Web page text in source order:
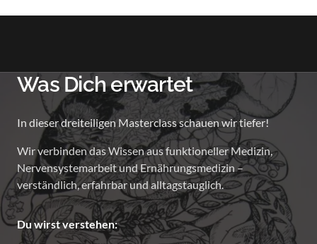
Was Dich erwartet
In dieser dreiteiligen Masterclass schauen wir tiefer!
Wir verbinden das Wissen aus funktioneller Medizin,
Nervensystemarbeit und Ernährungsmedizin –
verständlich, erfahrbar und alltagstauglich.
Du wirst verstehen: